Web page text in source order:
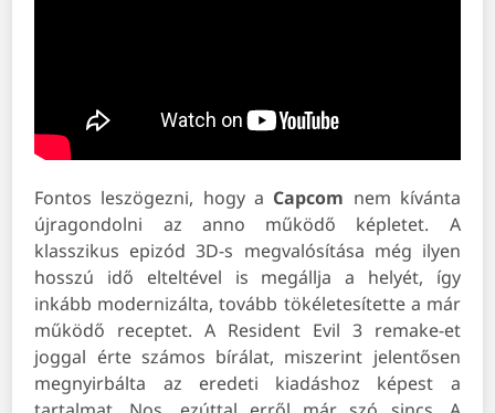
Fontos leszögezni, hogy a Capcom nem kívánta
újragondolni az anno működő képletet. A
klasszikus epizód 3D-s megvalósítása még ilyen
hosszú idő elteltével is megállja a helyét, így
inkább modernizálta, tovább tökéletesítette a már
működő receptet. A Resident Evil 3 remake-et
joggal érte számos bírálat, miszerint jelentősen
megnyirbálta az eredeti kiadáshoz képest a